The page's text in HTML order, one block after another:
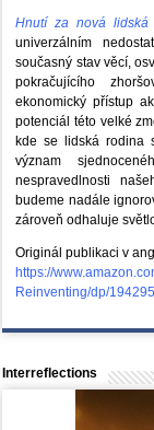
Hnutí za nová lidská
univerzálním
současný stav věcí,
pokračujícího
ekonomický přístup
potenciál této velké
kde se lidská rodina
význam
nespravedlnosti
budeme nadále
zároveň odhaluje
Originál publikaci v
https://
Reinventing/dp/
Interreflections